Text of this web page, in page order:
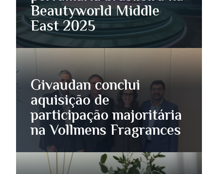
Beautyworld Middle
East 2025
Givaudan conclui
aquisição de
participação majoritária
na Vollmens Fragrances